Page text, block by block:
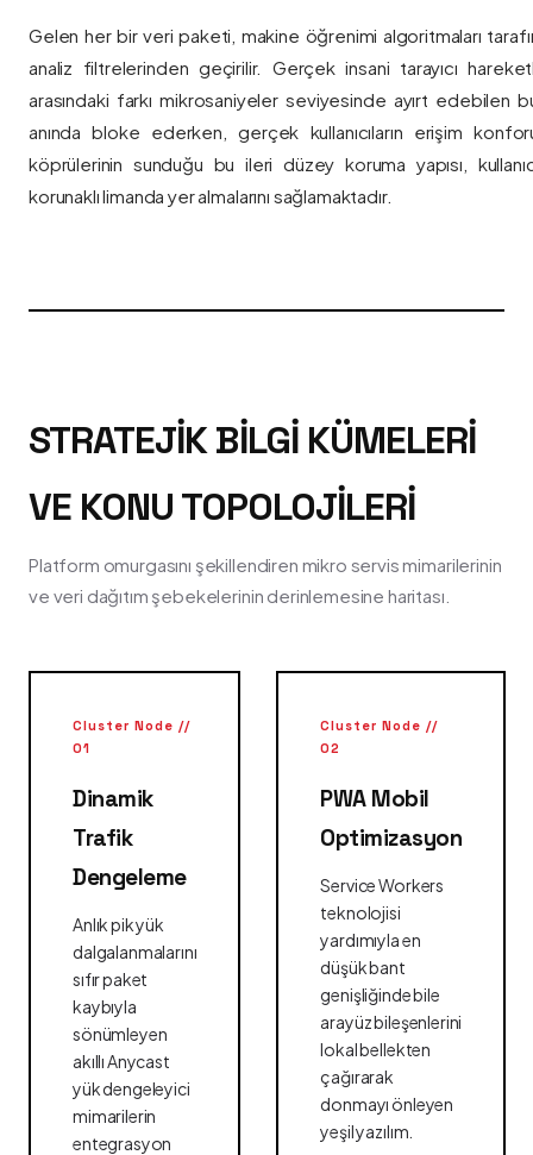
Gelen her bir veri paketi, makine öğrenimi algoritmaları
analiz filtrelerinden geçirilir. Gerçek insani tarayıcı
arasındaki farkı mikrosaniyeler seviyesinde ayırt edebilen
anında bloke ederken, gerçek kullanıcıların erişim
köprülerinin sunduğu bu ileri düzey koruma yapısı,
korunaklı limanda yer almalarını sağlamaktadır.
STRATEJIK BILGI KÜMELERI
VE KONU TOPOLOJILERI
Platform omurgasını şekillendiren mikro servis mimarilerinin
ve veri dağıtım şebekelerinin derinlemesine haritası.
Cluster Node //
01
Dinamik
Trafik
Dengeleme
Anlık pik yük
dalgalanmalarını
sıfır paket
kaybıyla
sönümleyen
akıllı Anycast
yük dengeleyici
mimarilerin
entegrasyon
Cluster Node //
02
PWA Mobil
Optimizasyon
Service Workers
teknolojisi
yardımıyla en
düşük bant
genişliğinde bile
arayüz bileşenlerini
lokal bellekten
çağırarak
donmayı önleyen
yeşil yazılım.